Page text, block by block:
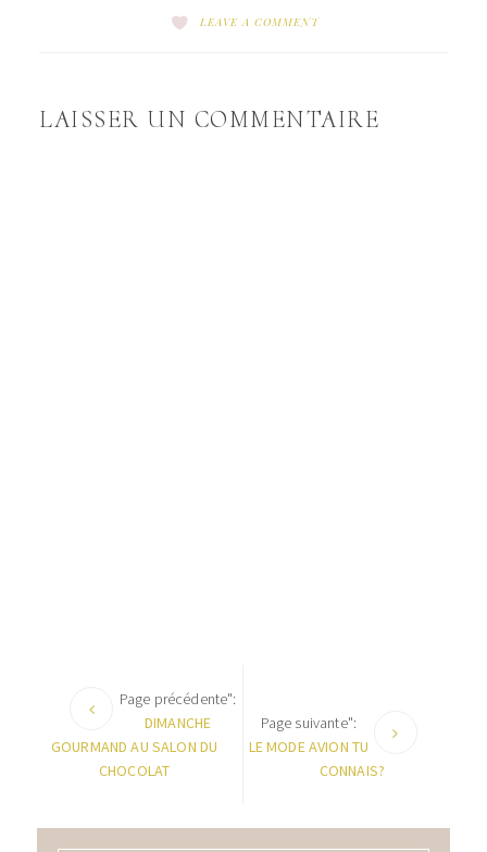
LEAVE A COMMENT
LAISSER UN COMMENTAIRE
Page précédente":
DIMANCHE
GOURMAND AU SALON DU
CHOCOLAT
Page suivante":
LE MODE AVION TU
CONNAIS?